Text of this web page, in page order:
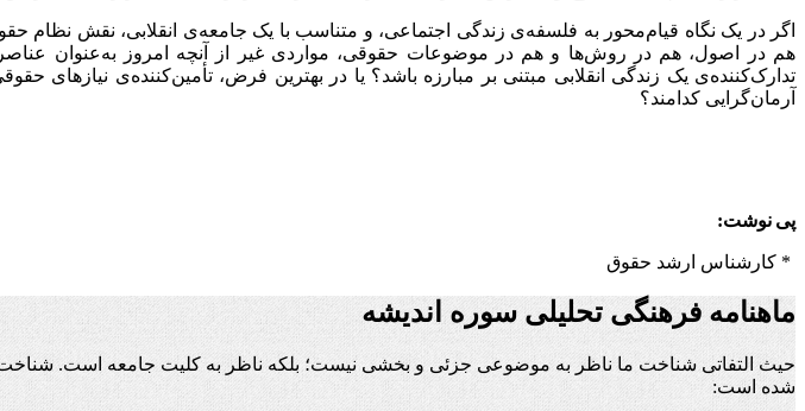
اگر در یک نگاه قیام‌محور به فلسفه‌ی زندگی اجتماعی، و متناسب با یک جامعه‌ی انقلابی، نقش نظام
‌‌هم در اصول، هم در روش‌ها و هم در موضوعات حقوقی، مواردی غیر از آنچه امروز به‌عنوان
تدارک‌کننده‌ی یک زندگی انقلابی مبتنی بر مبارزه باشد؟ یا در بهترین فرض، تأمین‌کننده‌ی
آرمان‌گرایی کدامند؟
پی نوشت:
* کارشناس ارشد حقوق
ماهنامه فرهنگی تحلیلی سوره اندیشه
حیث التفاتی شناخت ما ناظر به موضوعی جزئی و بخشی نیست؛ بلکه ناظر به کلیت جامعه است.
شده است: